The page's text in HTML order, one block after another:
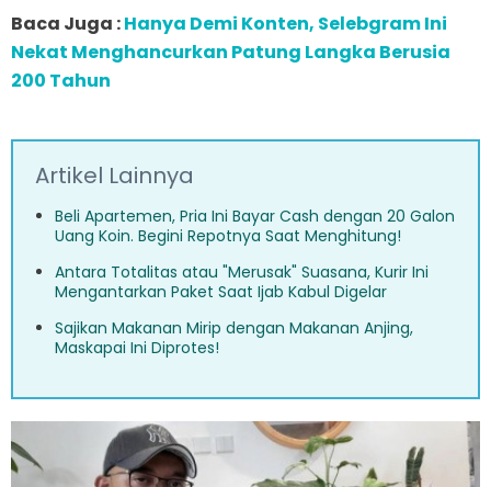
Baca Juga :Hanya Demi Konten, Selebgram Ini
Nekat Menghancurkan Patung Langka Berusia
200 Tahun
Artikel Lainnya
Beli Apartemen, Pria Ini Bayar Cash dengan 20 Galon
Uang Koin. Begini Repotnya Saat Menghitung!
Antara Totalitas atau "Merusak" Suasana, Kurir Ini
Mengantarkan Paket Saat Ijab Kabul Digelar
Sajikan Makanan Mirip dengan Makanan Anjing,
Maskapai Ini Diprotes!